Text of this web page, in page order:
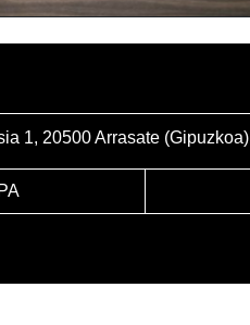
1, 20500 Arrasate (Gipuzkoa)